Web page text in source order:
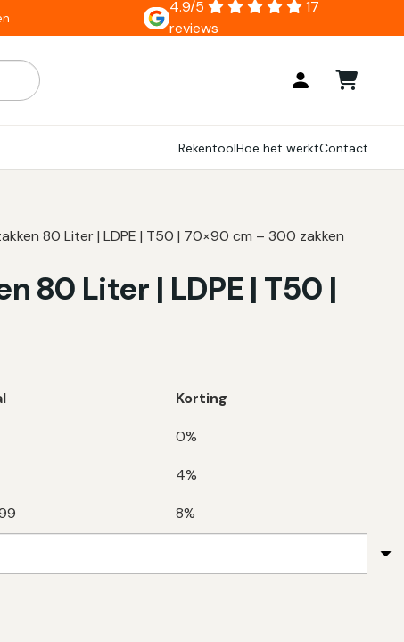
4.9/5
17
reviews
gebruik de pijlen om omhoog en omlaag te gaan
RekentoolHoe het werktContact
80 Liter | LDPE | T50 | 70×90 cm – 300 zakken
80 Liter | LDPE | T50 |
Korting
0%
4%
8%